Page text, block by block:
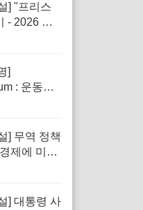
] "프리스
- 2026 동
]
: 운동량
중요한 개
] 무역 정책
제에 미치
] 대통령 사